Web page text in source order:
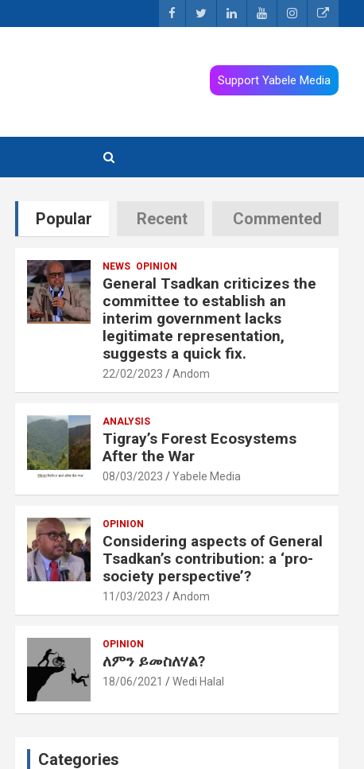
Support Yabele Media
Popular Recent Commented
NEWS OPINION
General Tsadkan criticizes the
committee to establish an
interim government lacks
legitimate representation,
suggests a quick fix.
22/02/2023 Andom
ANALYSIS
Tigray’s Forest Ecosystems
After the War
08/03/2023 Yabele Media
OPINION
Considering aspects of General
Tsadkan’s contribution: a ‘pro-
society perspective’?
11/03/2023 Andom
OPINION
ለምን ይመስለሃል?
18/06/2021 Wedi Halal
Categories